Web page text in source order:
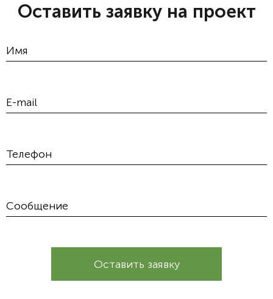
Оставить заявку на проект
Оставить заявку